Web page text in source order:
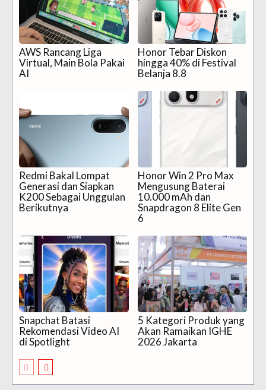
AWS Rancang Liga
Virtual, Main Bola Pakai
AI
Honor Tebar Diskon
hingga 40% di Festival
Belanja 8.8
Redmi Bakal Lompat
Generasi dan Siapkan
K200 Sebagai Unggulan
Berikutnya
Honor Win 2 Pro Max
Mengusung Baterai
10.000 mAh dan
Snapdragon 8 Elite Gen
6
Snapchat Batasi
Rekomendasi Video AI
di Spotlight
5 Kategori Produk yang
Akan Ramaikan IGHE
2026 Jakarta